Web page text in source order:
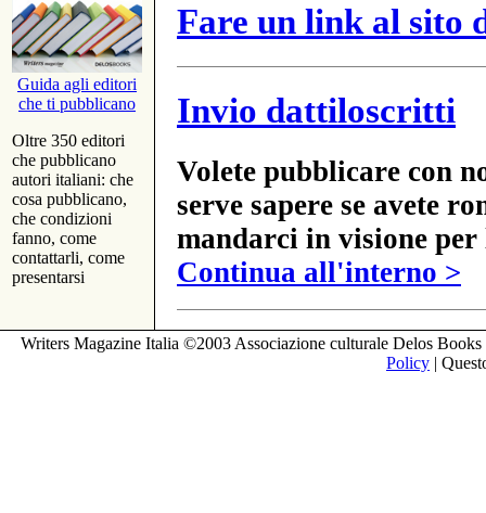
Guida agli editori
che ti pubblicano
Oltre 350 editori
che pubblicano
autori italiani: che
cosa pubblicano,
che condizioni
fanno, come
contattarli, come
presentarsi
Fare un link al sito
Invio dattiloscritti
Volete pubblicare con
serve sapere se avete
mandarci in visione
Continua all'interno >
Writers Magazine Italia ©2003 Associazione culturale Delos
Policy |